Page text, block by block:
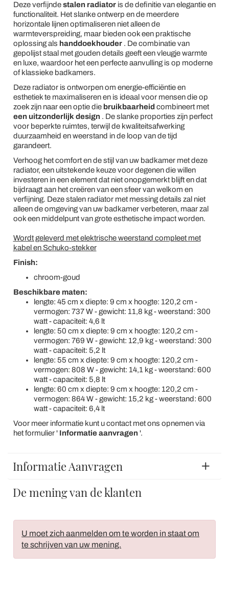
Deze verfijndestalen radiatoris de definitie van elegantie en
functionaliteit. Het slanke ontwerp en de meerdere
horizontale lijnen optimaliseren niet alleen de
warmteverspreiding, maar bieden ook een praktische
oplossing als handdoekhouder. De combinatie van
gepolijst staal met gouden details geeft een vleugje warmte
en luxe, waardoor het een perfecte aanvulling is op moderne
of klassieke badkamers.
Deze radiator is ontworpen om energie-efficiëntie en
esthetiek te maximaliseren en is ideaal voor mensen die op
zoek zijn naar een optie die bruikbaarheid combineert met
een uitzonderlijk design . De slanke proporties zijn perfect
voor beperkte ruimtes, terwijl de kwaliteitsafwerking
duurzaamheid en weerstand in de loop van de tijd
garandeert.
Verhoog het comfort en de stijl van uw badkamer met deze
radiator, een uitstekende keuze voor degenen die willen
investeren in een element dat niet onopgemerkt blijft en dat
bijdraagt aan het creëren van een sfeer van welkom en
verfijning. Deze stalen radiator met messing details zal niet
alleen de omgeving van uw badkamer verbeteren, maar zal
ook een middelpunt van grote esthetische impact worden.
Wordt geleverd met elektrische weerstand compleet met
kabel en Schuko-stekker
Finish:
chroom-goud
Beschikbare maten:
lengte: 45 cm x diepte: 9 cm x hoogte: 120,2 cm -
vermogen: 737 W - gewicht: 11,8 kg - weerstand: 300
watt - capaciteit: 4,6 lt
lengte: 50 cm x diepte: 9 cm x hoogte: 120,2 cm -
vermogen: 769 W - gewicht: 12,9 kg - weerstand: 300
watt - capaciteit: 5,2 lt
lengte: 55 cm x diepte: 9 cm x hoogte: 120,2 cm -
vermogen: 808 W - gewicht: 14,1 kg - weerstand: 600
watt - capaciteit: 5,8 lt
lengte: 60 cm x diepte: 9 cm x hoogte: 120,2 cm -
vermogen: 864 W - gewicht: 15,2 kg - weerstand: 600
watt - capaciteit: 6,4 lt
Voor meer informatie kunt u contact met ons opnemen via
het formulier ' Informatie aanvragen '.
Informatie Aanvragen
De mening van de klanten
U moet zich aanmelden om te worden in staat om
te schrijven van uw mening.